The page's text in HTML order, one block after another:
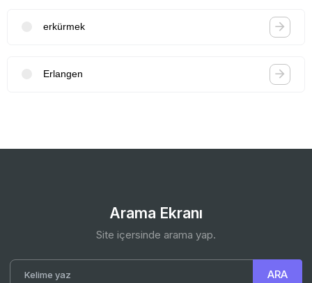
erkürmek
Erlangen
Arama Ekranı
Site içersinde arama yap.